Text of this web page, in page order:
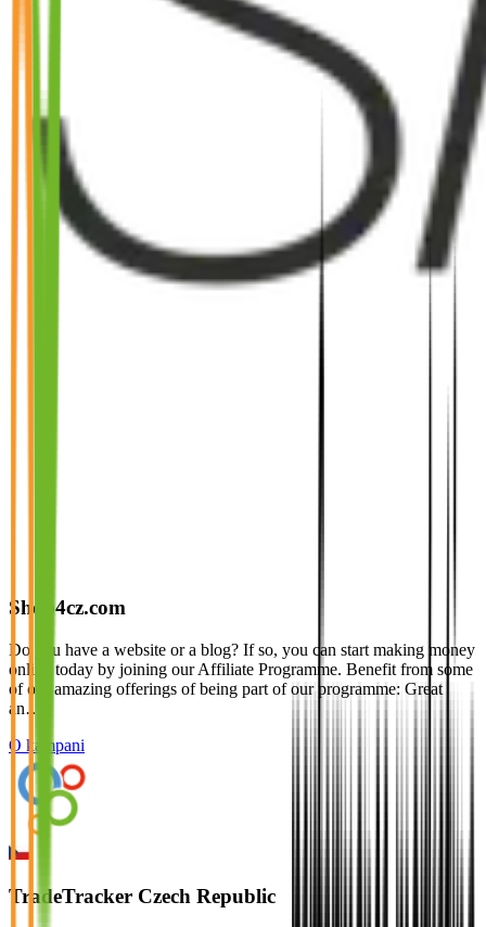
Shop4cz.com
Do you have a website or a blog? If so, you can start making money
online today by joining our Affiliate Programme. Benefit from some
of our amazing offerings of being part of our programme: Great
an…
O kampani
TradeTracker Czech Republic